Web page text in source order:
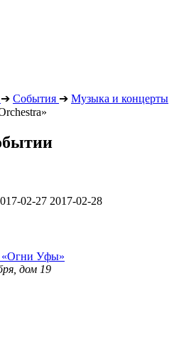
➔ События ➔ Музыка и концерты
02-27 2017-02-28
«Огни Уфы»
дом 19